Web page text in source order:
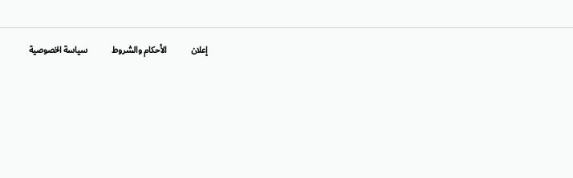
إعلان الأحكام والشروط سياسة الخصوصية